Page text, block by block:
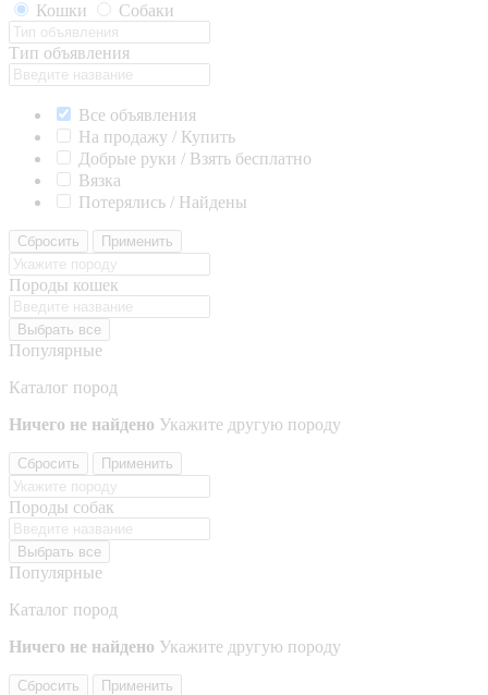
Кошки
Собаки
Тип объявления
Все объявления
На продажу / Купить
Добрые руки / Взять бесплатно
Вязка
Потерялись / Найдены
Сбросить Применить
Породы кошек
Выбрать все
Популярные
Каталог пород
Ничего не найдено Укажите другую породу
Сбросить Применить
Породы собак
Выбрать все
Популярные
Каталог пород
Ничего не найдено Укажите другую породу
Сбросить Применить